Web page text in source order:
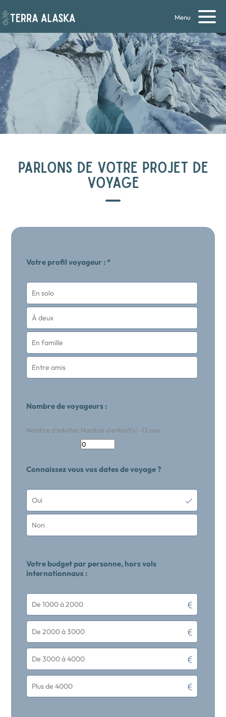
Menu
PARLONS DE VOTRE PROJET DE
VOYAGE
Votre profil voyageur : *
En solo
À deux
En famille
Entre amis
Nombre de voyageurs :
Nombre d'adultes Nombre d'enfant(s) -12 ans
Connaissez vous vos dates de voyage ?
Oui
Non
Votre budget par personne, hors vols
internationnaux :
De 1000 à 2000
De 2000 à 3000
De 3000 à 4000
Plus de 4000